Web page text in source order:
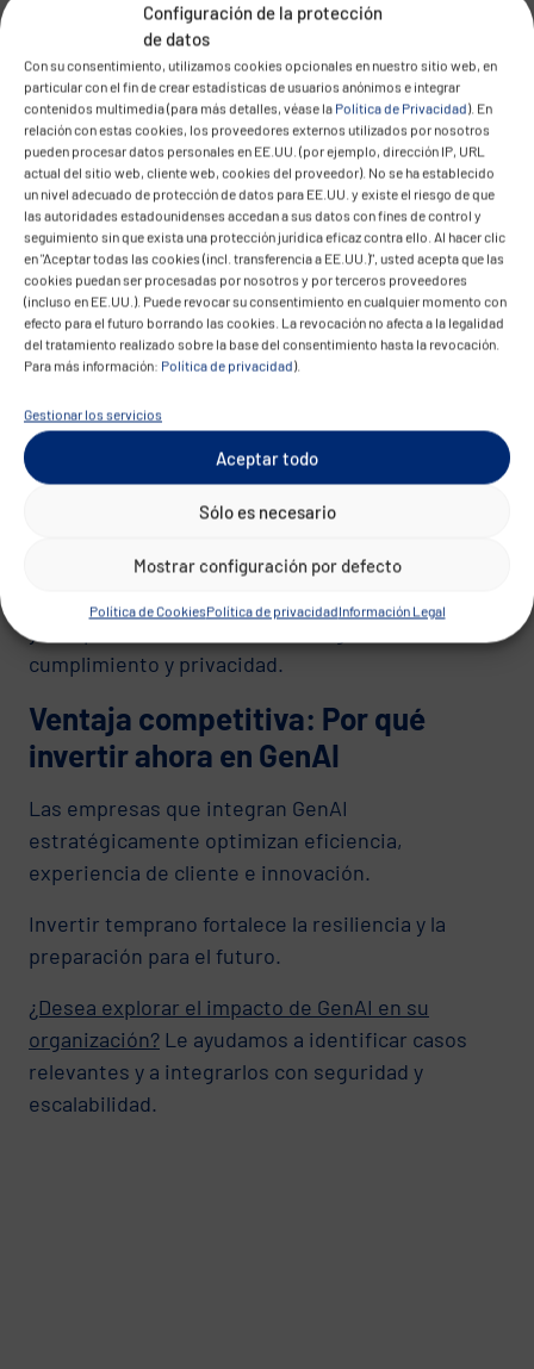
Configuración de la protección
de datos
Con su consentimiento, utilizamos cookies opcionales en nuestro sitio web, en
particular con el fin de crear estadísticas de usuarios anónimos e integrar
contenidos multimedia (para más detalles, véase la Política de Privacidad). En
relación con estas cookies, los proveedores externos utilizados por nosotros
pueden procesar datos personales en EE.UU. (por ejemplo, dirección IP, URL
actual del sitio web, cliente web, cookies del proveedor). No se ha establecido
un nivel adecuado de protección de datos para EE.UU. y existe el riesgo de que
las autoridades estadounidenses accedan a sus datos con fines de control y
seguimiento sin que exista una protección jurídica eficaz contra ello. Al hacer clic
en "Aceptar todas las cookies (incl. transferencia a EE.UU.)", usted acepta que las
cookies puedan ser procesadas por nosotros y por terceros proveedores
(incluso en EE.UU.). Puede revocar su consentimiento en cualquier momento con
efecto para el futuro borrando las cookies. La revocación no afecta a la legalidad
del tratamiento realizado sobre la base del consentimiento hasta la revocación.
Para más información: Política de privacidad).
Gestionar los servicios
Aceptar todo
Sólo es necesario
Mostrar configuración por defecto
Política de CookiesPolítica de privacidadInformación Legal
de formación frenan la adopción – solo el 18 %
invierte activamente en medidas de defensa y
seguridad.
Casos de uso: Cómo generamos
valor tangible con GenAI
CONVOTIS integra GenAI en arquitecturas
digitales empresariales con foco en resultados
medibles. Acompañamos a las organizaciones en:
Casos de uso con ROI claro: desde
lingüísticos específicos por dominio.
Gobernanza de datos y cumplimiento desde el
inicio.
Desarrollo organizacional: formación práctica,
Nuestra arquitectura es escalable, basada en APIs
cumplimiento y privacidad.
Ventaja competitiva: Por qué
invertir ahora en GenAI
Las empresas que integran GenAI
estratégicamente optimizan eficiencia,
experiencia de cliente e innovación.
Invertir temprano fortalece la resiliencia y la
preparación para el futuro.
¿Desea explorar el impacto de GenAI en su
organización? Le ayudamos a identificar casos
relevantes y a integrarlos con seguridad y
escalabilidad.